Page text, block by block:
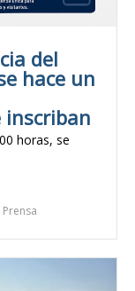
del
hace un
inscriban
horas, se